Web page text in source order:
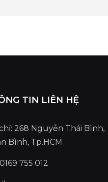
TIN LIÊN HỆ
268 Nguyễn Thái Bình,
Bình, Tp.HCM
755 012